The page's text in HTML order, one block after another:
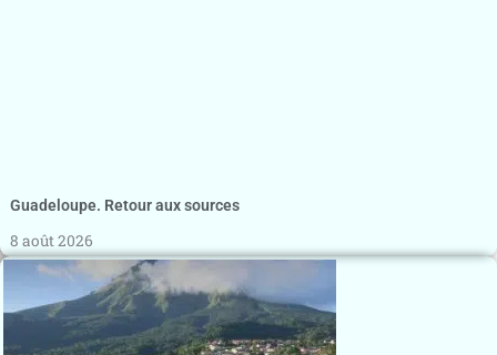
Guadeloupe. Retour aux sources
8 août 2026